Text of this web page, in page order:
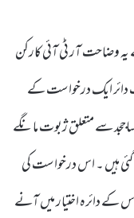
وضاحت آر ٹی آئی کارکن
ایک درخواست کے
سے متعلق ژبوت مانگے
گئی ہیں ۔ اس درخواست کی
کے دائرہ اختیار میں آنے